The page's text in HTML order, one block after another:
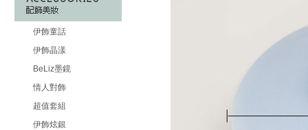
伊飾童話
伊飾晶漾
BeLiz墨鏡
情人對飾
超值套組
伊飾炫銀